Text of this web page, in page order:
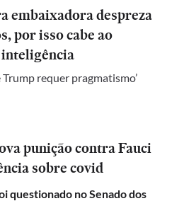
embaixadora despreza
por isso cabe ao
requer pragmatismo’
punição contra Fauci
sobre covid
questionado no Senado dos